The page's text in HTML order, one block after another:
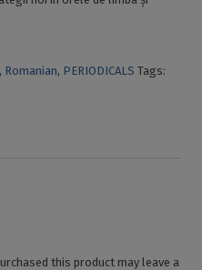
Romanian, PERIODICALS Tags:
this product may leave a